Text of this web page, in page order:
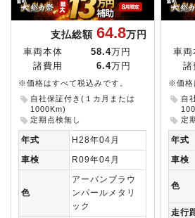
支払総額 64.8万円
車両本体 58.4万円
諸費用
6.4万円
※価格はすべて税込みです。
自社保証付き(１カ月または
1000Km)
定期点検無し
年式
H28年04月
車検
R09年04月
色
アーバンブラウ
ンパールメタリ
ック
車両
諸
※価格
自
定
年式
車検
色
走行